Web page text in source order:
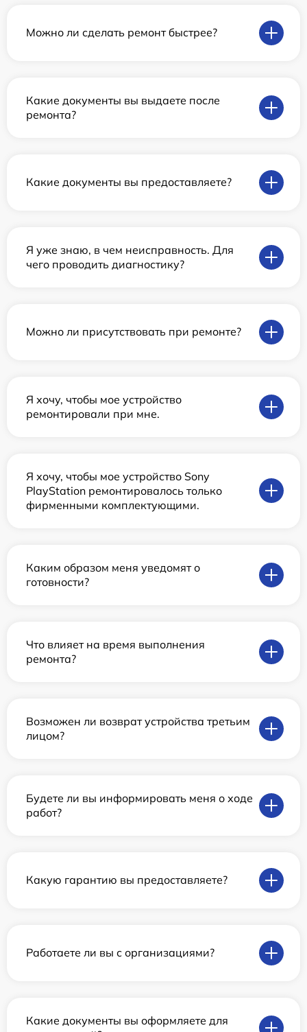
Можно ли сделать ремонт быстрее?
Какие документы вы выдаете после
ремонта?
Какие документы вы предоставляете?
Я уже знаю, в чем неисправность. Для
чего проводить диагностику?
Можно ли присутствовать при ремонте?
Я хочу, чтобы мое устройство
ремонтировали при мне.
Я хочу, чтобы мое устройство Sony
PlayStation ремонтировалось только
фирменными комплектующими.
Каким образом меня уведомят о
готовности?
Что влияет на время выполнения
ремонта?
Возможен ли возврат устройства третьим
лицом?
Будете ли вы информировать меня о ходе
работ?
Какую гарантию вы предоставляете?
Работаете ли вы с организациями?
Какие документы вы оформляете для